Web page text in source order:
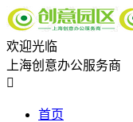
欢迎光临
上海创意办公服务商

首页